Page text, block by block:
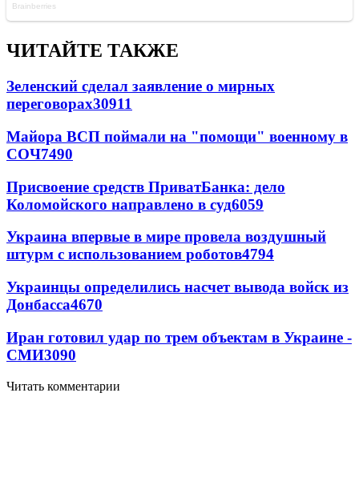
ЧИТАЙТЕ ТАКЖЕ
Зеленский сделал заявление о мирных
переговорах30911
Майора ВСП поймали на "помощи" военному в
СОЧ7490
Присвоение средств ПриватБанка: дело
Коломойского направлено в суд6059
Украина впервые в мире провела воздушный
штурм с использованием роботов4794
Украинцы определились насчет вывода войск из
Донбасса4670
Иран готовил удар по трем объектам в Украине -
СМИ3090
Читать комментарии